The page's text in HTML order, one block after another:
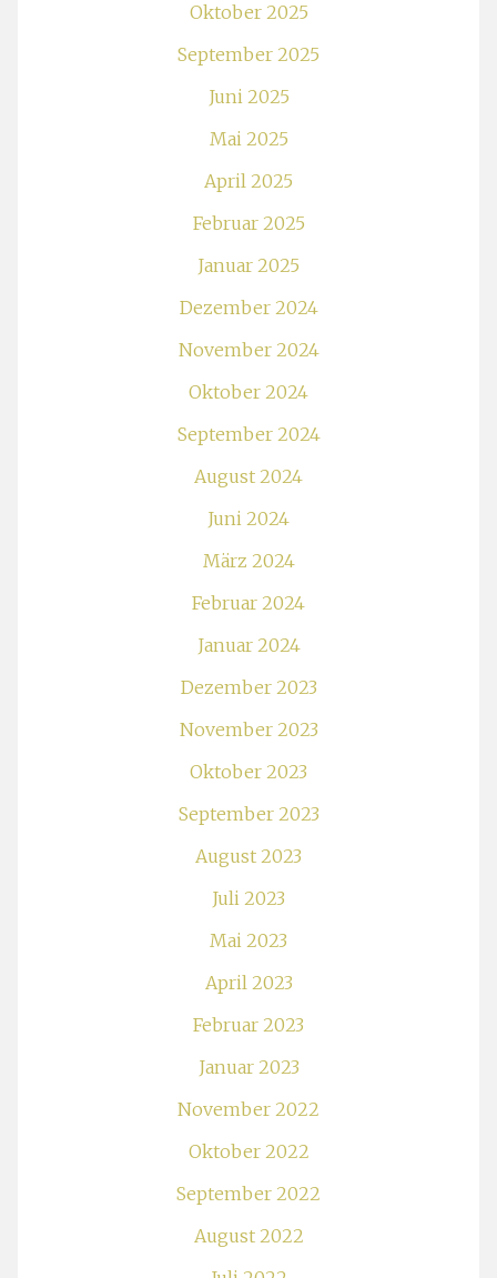
Oktober 2025
September 2025
Juni 2025
Mai 2025
April 2025
Februar 2025
Januar 2025
Dezember 2024
November 2024
Oktober 2024
September 2024
August 2024
Juni 2024
März 2024
Februar 2024
Januar 2024
Dezember 2023
November 2023
Oktober 2023
September 2023
August 2023
Juli 2023
Mai 2023
April 2023
Februar 2023
Januar 2023
November 2022
Oktober 2022
September 2022
August 2022